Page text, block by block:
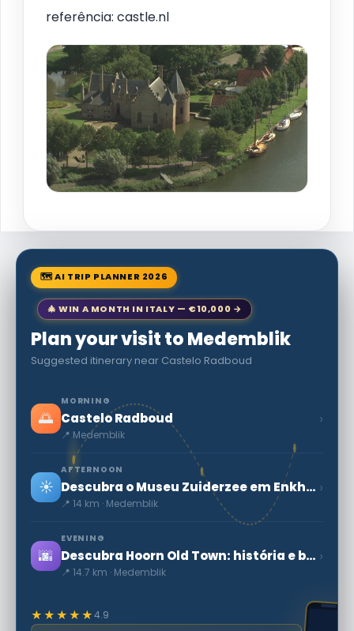
referência: castle.nl
🗺 AI TRIP PLANNER 2026
🎄 WIN A MONTH IN ITALY — €10,000 →
Plan your visit to Medemblik
Suggested itinerary near Castelo Radboud
🌅
MORNING
Castelo Radboud
📍 Medemblik
›
☀️
AFTERNOON
Descubra o Museu Zuiderzee em Enkhuizen: uma viagem pela cultura holandesa
📍 14 km · Medemblik
›
🌆
EVENING
Descubra Hoorn Old Town: história e belezas dos Países Baixos
📍 14.7 km · Medemblik
›
★★★★★4.9